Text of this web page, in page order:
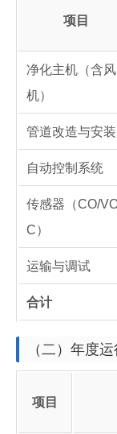
项目
净化主机（含风
机）
管道改造与安装
自动控制系统
传感器（CO/
C）
运输与调试
合计
（二）年度
项目